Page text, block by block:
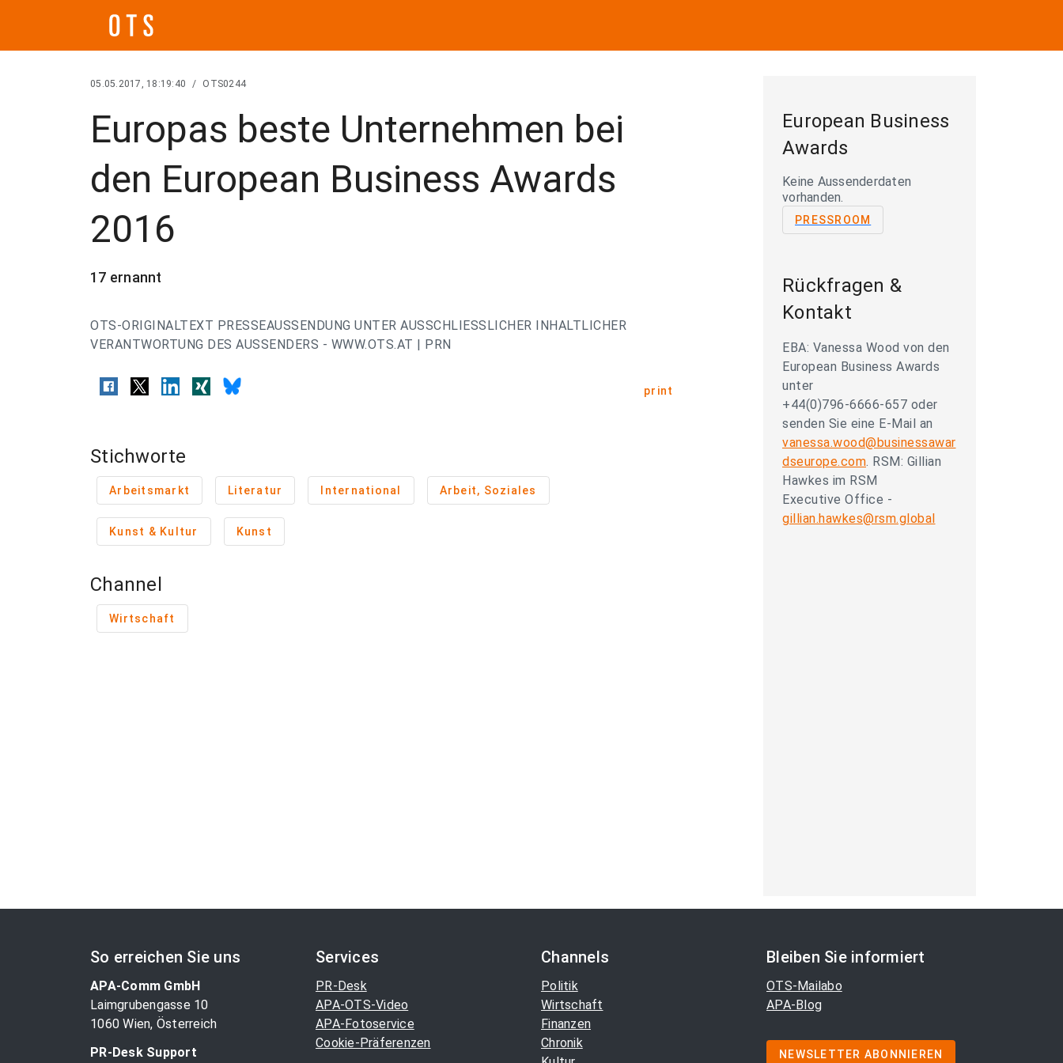
05.05.2017, 18:19:40 / OTS0244
Europas beste Unternehmen bei
den European Business Awards
2016
17 ernannt
OTS-ORIGINALTEXT PRESSEAUSSENDUNG UNTER AUSSCHLIESSLICHER INHALTLICHER
VERANTWORTUNG DES AUSSENDERS - WWW.OTS.AT | PRN
print
Stichworte
Arbeitsmarkt Literatur International Arbeit, Soziales
Kunst & Kultur Kunst
Channel
Wirtschaft
European Business
Awards
Keine Aussenderdaten
vorhanden.
PRESSROOM
Rückfragen &
Kontakt
EBA: Vanessa Wood von den
European Business Awards
unter
+44(0)796-6666-657 oder
senden Sie eine E-Mail an
vanessa.wood@businessawar
dseurope.com. RSM: Gillian
Hawkes im RSM
Executive Office -
gillian.hawkes@rsm.global
So erreichen Sie uns
APA-Comm GmbH
Laimgrubengasse 10
1060 Wien, Österreich
PR-Desk Support
Services
PR-Desk
APA-OTS-Video
APA-Fotoservice
Cookie-Präferenzen
Channels
Politik
Wirtschaft
Finanzen
Chronik
Bleiben Sie informiert
OTS-Mailabo
APA-Blog
NEWSLETTER ABONNIEREN